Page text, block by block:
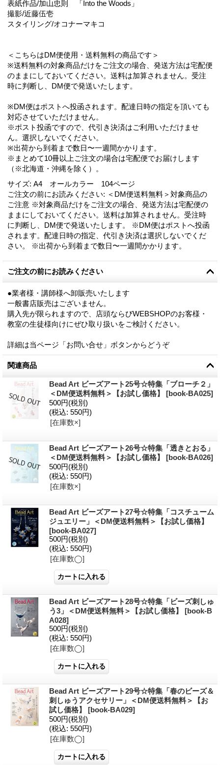
表紙作品/加山忠則 「Into the Woods」
撮影/近藤伍壱
スタイリング/オコナーマキコ
＜こちらはDM便使用・送料無料の商品です＞
※送料無料の対象商品だけをご注文の場合、発送方法は宅配便
のままにしておいてください。送料は加算されません。受注
時に判断し、DM便で発送いたします。
※DM便はポストへ投函されます。配達日時の指定を頂いても
対応させていただけません。
※ポスト投函ですので、代引き決済はご利用いただけませ
ん。選択しないでください。
※出荷から到着まで数日〜一週間かかります。
※まとめて10冊以上ご注文の場合は宅配便でお届けします
（※北海道・沖縄を除く）。
サイズ: A4 オールカラー 104ページ
ご注文の前にお読みください: ＜DM便送料無料＞対象商品の
ご注意 ※対象商品だけをご注文の場合、発送方法は宅配便の
ままにしておいてください。送料は加算されません。受注時
に判断し、DM便で発送いたします。 ※DM便はポストへ投函
されます。配達日時の指定、代引き決済は選択しないでくだ
さい。 ※出荷から到着まで数日〜一週間かかります。
ご注文の前にお読みください
●業者様・講師様へ卸販売いたします
一般書店販売はございません。
購入先が限られますので、店頭ならびWEBSHOPのお客様・
教室の生徒様向けにぜひ取り扱いをご検討ください。
詳細は当ページ「お問い合せ」ボタンからどうぞ
関連商品
Bead Art ビーズアート25号☆特集「ブローチ２」
＜DM便送料無料＞【お試し価格】 [book-BA025]
500円(税別)
(税込: 550円)
[在庫数×]
Bead Art ビーズアート26号☆特集「透きとおる」
＜DM便送料無料＞【お試し価格】 [book-BA026]
500円(税別)
(税込: 550円)
[在庫数×]
Bead Art ビーズアート27号☆特集「コスチューム
ジュエリー」＜DM便送料無料＞【お試し価格】
[book-BA027]
500円(税別)
(税込: 550円)
[在庫数◯]
Bead Art ビーズアート28号☆特集「ビーズ刺しゅ
う3」＜DM便送料無料＞【お試し価格】 [book-B
A028]
500円(税別)
(税込: 550円)
[在庫数◯]
Bead Art ビーズアート29号☆特集「春のビーズ＆
刺しゅうアクセサリー」＜DM便送料無料＞【お
試し価格】 [book-BA029]
500円(税別)
(税込: 550円)
[在庫数◯]